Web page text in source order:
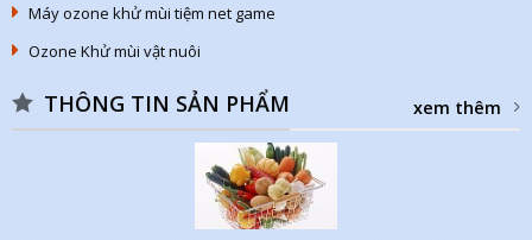
Máy ozone khử mùi tiệm net game
Ozone Khử mùi vật nuôi
THÔNG TIN SẢN PHẨM xem thêm